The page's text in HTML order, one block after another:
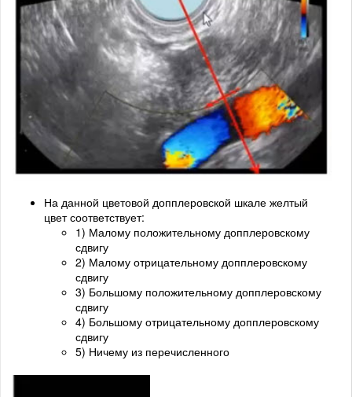
На данной цветовой допплеровской шкале желтый
цвет соответствует:
1) Малому положительному допплеровскому
сдвигу
2) Малому отрицательному допплеровскому
сдвигу
3) Большому положительному допплеровскому
сдвигу
4) Большому отрицательному допплеровскому
сдвигу
5) Ничему из перечисленного